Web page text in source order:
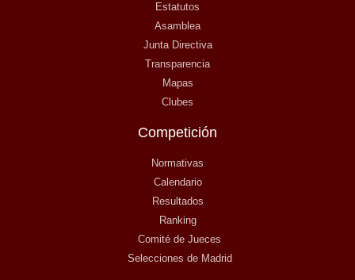
Estatutos
Asamblea
Junta Directiva
Transparencia
Mapas
Clubes
Competición
Normativas
Calendario
Resultados
Ranking
Comité de Jueces
Selecciones de Madrid